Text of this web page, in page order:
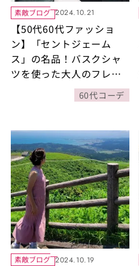
素敵ブログ 2024.10.21
【50代60代ファッショ
ン】「セントジェーム
ス」の名品！バスクシャ
ツを使った大人のフレン
チカジュアルスタイル
60代コーデ
素敵ブログ 2024.10.19